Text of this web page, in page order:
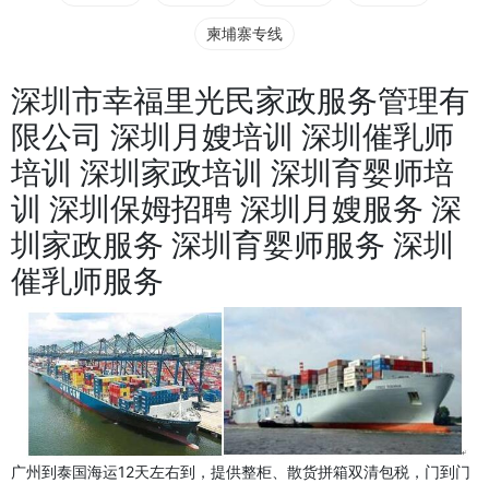
柬埔寨专线
深圳市幸福里光民家政服务管理有
限公司 深圳月嫂培训 深圳催乳师
培训 深圳家政培训 深圳育婴师培
训 深圳保姆招聘 深圳月嫂服务 深
圳家政服务 深圳育婴师服务 深圳
催乳师服务
广州到泰国海运12天左右到，提供整柜、散货拼箱双清包税，门到门